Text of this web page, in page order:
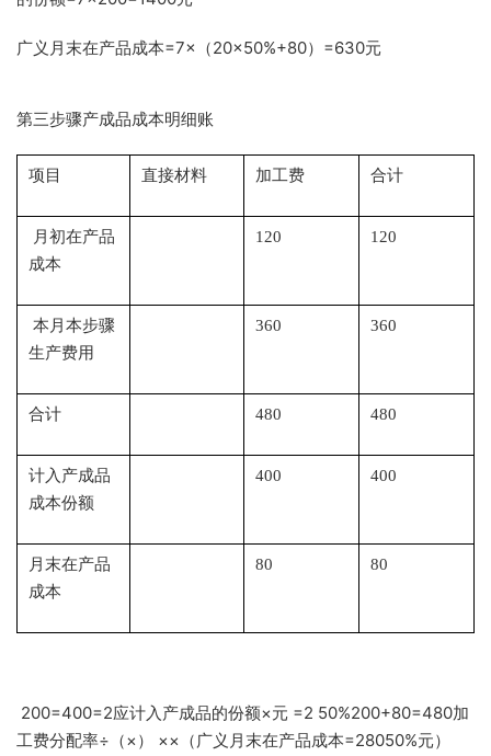
广义月末在产品成本=7×（20×50%+80）=630元
第三步骤产成品成本明细账
项目 直接材料 加工费 合计
月初在产品
成本
120 120
本月本步骤
生产费用
360 360
合计 480 480
计入产成品
成本份额
400 400
月末在产品
成本
80 80
200=400=2应计入产成品的份额×元 =2 50%200+80=480加
工费分配率÷（×） ××（广义月末在产品成本=28050%元）